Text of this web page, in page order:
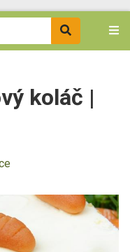
koláč |